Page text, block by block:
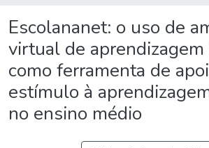
Escolananet: o uso de
virtual de aprendizagem
como ferramenta de
estímulo à
no ensino médio